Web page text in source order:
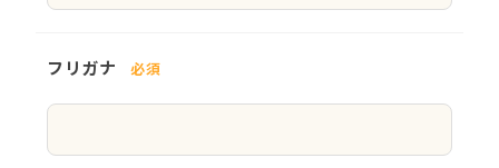
フリガナ 必須